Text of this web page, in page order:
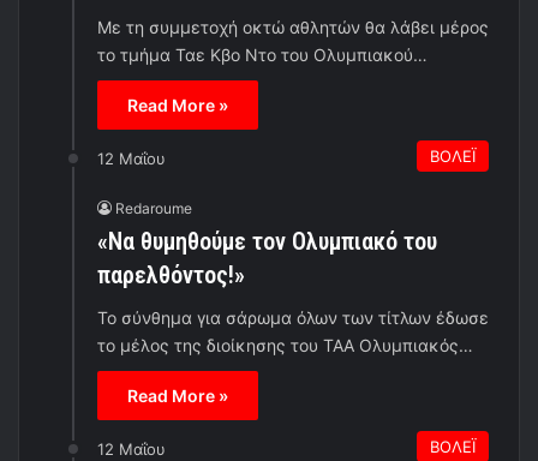
Με τη συμμετοχή οκτώ αθλητών θα λάβει μέρος
το τμήμα Ταε Κβο Ντο του Ολυμπιακού…
Read More »
12 Μαΐου ΒΟΛΕΪ
Redaroume
«Να θυμηθούμε τον Ολυμπιακό του
παρελθόντος!»
Το σύνθημα για σάρωμα όλων των τίτλων έδωσε
το μέλος της διοίκησης του ΤΑΑ Ολυμπιακός…
Read More »
12 Μαΐου ΒΟΛΕΪ